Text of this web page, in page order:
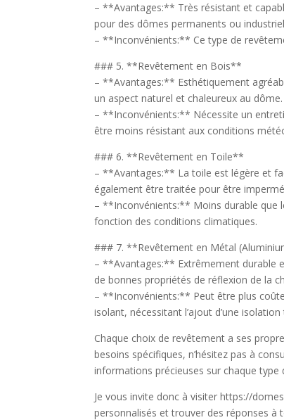
– **Avantages:** Très résistant et
pour des dômes permanents ou
– **Inconvénients:** Ce type de
### 5. **Revêtement en Bois**
– **Avantages:** Esthétiquement
un aspect naturel et chaleureux au dôme.
– **Inconvénients:** Nécessite un
être moins résistant aux conditions
### 6. **Revêtement en Toile**
– **Avantages:** La toile est légère et
également être traitée pour être
– **Inconvénients:** Moins durable que
fonction des conditions climatiques.
### 7. **Revêtement en Métal
– **Avantages:** Extrêmement durable
de bonnes propriétés de réflexion de la
– **Inconvénients:** Peut être plus
isolant, nécessitant l’ajout d’une
Chaque choix de revêtement a ses
besoins spécifiques, n’hésitez pas à
informations précieuses sur chaque
Je vous invite donc à visiter https://
personnalisés et trouver des réponses à